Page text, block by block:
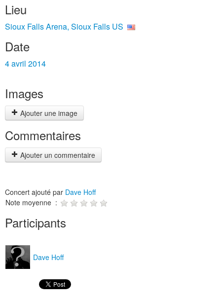
Lieu
Sioux Falls Arena, Sioux Falls US
Date
4 avril 2014
Images
Ajouter une image
Commentaires
Ajouter un commentaire
Concert ajouté par Dave Hoff
Note moyenne :
Participants
Dave Hoff